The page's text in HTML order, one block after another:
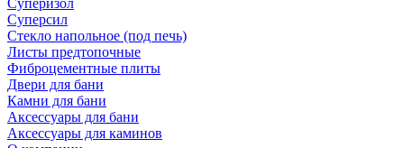
Суперизол
Суперсил
Стекло напольное (под печь)
Листы предтопочные
Фиброцементные плиты
Двери для бани
Камни для бани
Аксессуары для бани
Аксессуары для каминов